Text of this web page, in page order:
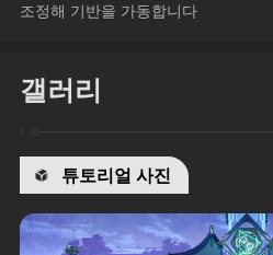
조정해 기반을 가동합니다
갤러리
튜토리얼 사진